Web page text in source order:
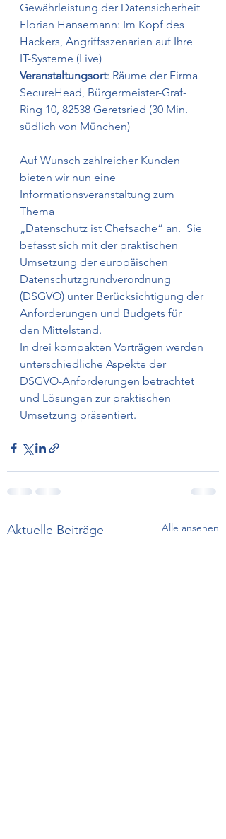
Gewährleistung der Datensicherheit
Florian Hansemann: Im Kopf des
Hackers, Angriffsszenarien auf Ihre
IT-Systeme (Live)
Veranstaltungsort: Räume der Firma
SecureHead, Bürgermeister-Graf-
Ring 10, 82538 Geretsried (30 Min.
südlich von München)
Auf Wunsch zahlreicher Kunden
bieten wir nun eine
Informationsveranstaltung zum
Thema
„Datenschutz ist Chefsache“ an.  Sie
befasst sich mit der praktischen
Umsetzung der europäischen
Datenschutzgrundverordnung
(DSGVO) unter Berücksichtigung der
Anforderungen und Budgets für
den Mittelstand.
In drei kompakten Vorträgen werden
unterschiedliche Aspekte der
DSGVO-Anforderungen betrachtet
und Lösungen zur praktischen
Umsetzung präsentiert.
Aktuelle Beiträge Alle ansehen